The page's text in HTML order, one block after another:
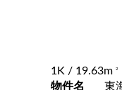
1K / 19.63m 2
物件名 東